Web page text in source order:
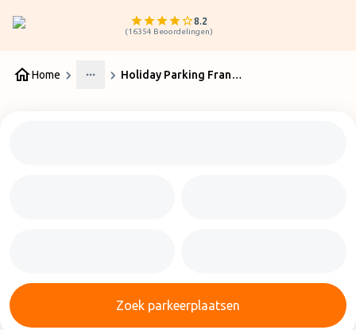
8.2
(16354 Beoordelingen)
Home
More
Holiday Parking Frankfurt
Zoek parkeerplaatsen